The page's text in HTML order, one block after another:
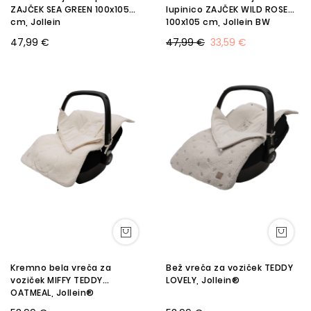
ZAJČEK SEA GREEN 100x105
cm, Jollein
47,99 €
lupinico ZAJČEK WILD ROSE
100x105 cm, Jollein BW
33,59 €
47,99 €
Kremno bela vreča za
voziček MIFFY TEDDY
OATMEAL, Jollein®
Bež vreča za voziček TEDDY
LOVELY, Jollein®